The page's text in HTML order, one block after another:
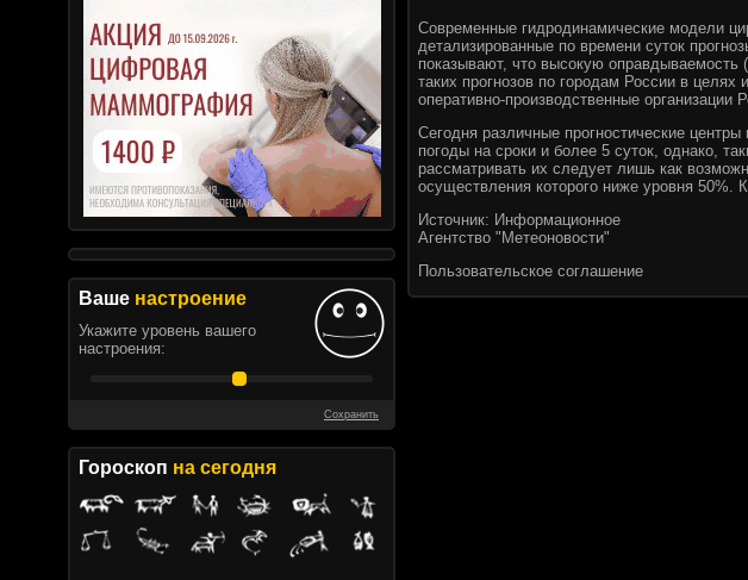
Ваше настроение
Укажите уровень вашего
настроения:
Сохранить
Гороскоп на сегодня
Современные гидродинамические модели
детализированные по времени суток
показывают, что высокую
таких прогнозов по городам России в целях
оперативно-производственные организации
Сегодня различные прогностические
погоды на сроки и более 5 суток, однако,
рассматривать их следует лишь как
осуществления которого ниже уровня 50%.
Источник: Информационное
Агентство "Метеоновости"
Пользовательское соглашение